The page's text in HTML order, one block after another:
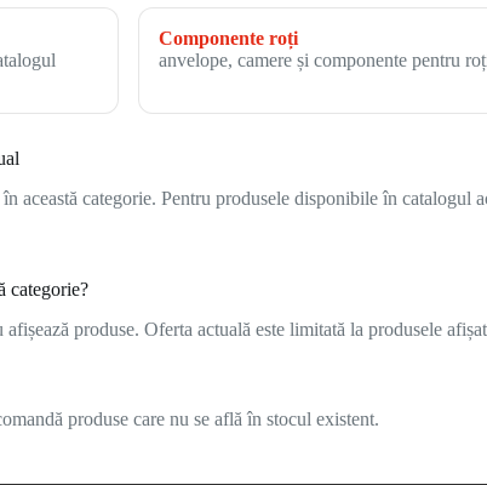
Componente roți
anvelope, camere și componente pentru
această categorie. Pentru produsele disponibile în
categorie?
produse. Oferta actuală este limitată la produsele
produse care nu se află în stocul existent.